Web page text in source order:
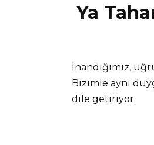
Ya
İnandığımız,
Bizimle aynı
dile getiriyor.